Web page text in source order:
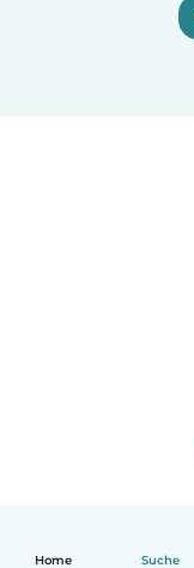
Home Suche